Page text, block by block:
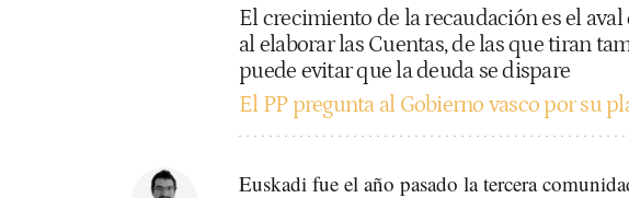
El crecimiento de la recaudación es el
al elaborar las Cuentas, de las que tiran
puede evitar que la deuda se dispare
El PP pregunta al Gobierno vasco por su
Euskadi fue el año pasado la tercera